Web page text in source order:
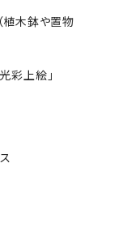
植木鉢や置物
彩上絵」